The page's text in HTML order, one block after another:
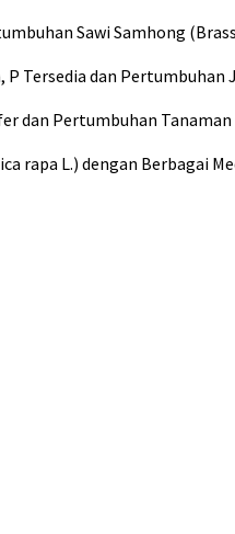
Sawi Samhong
P Tersedia dan
dan Pertumbuhan
rapa L.) dengan Berbagai